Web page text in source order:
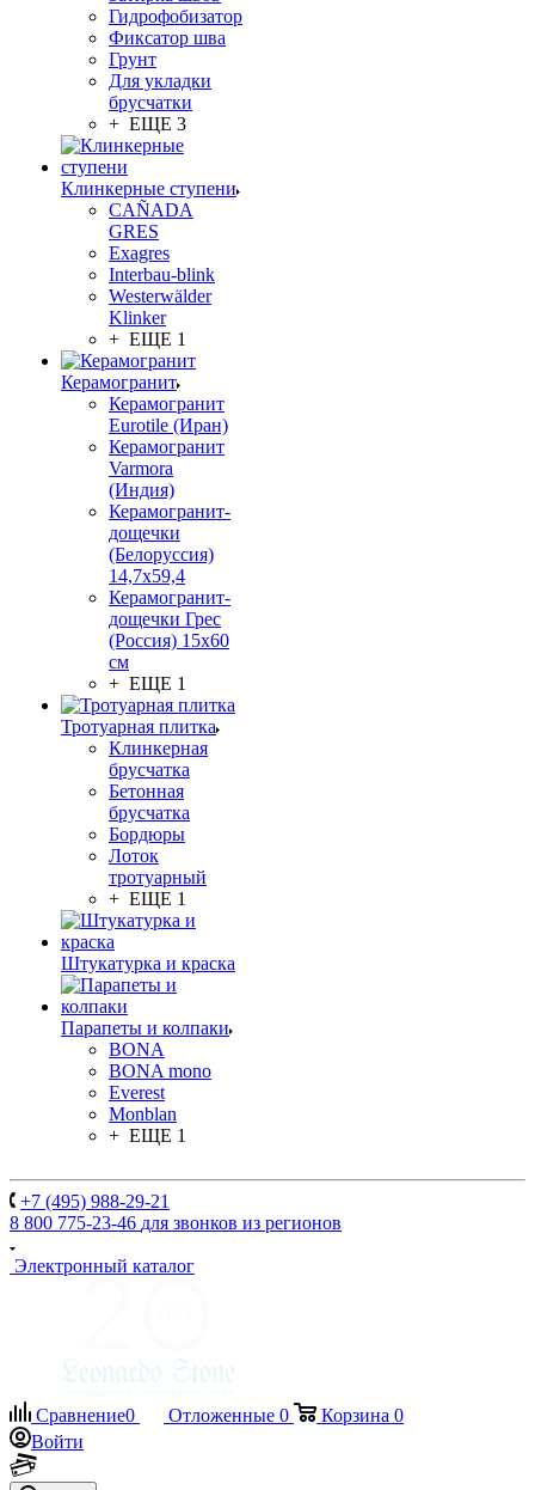
Гидрофобизатор
Фиксатор шва
Грунт
Для укладки
брусчатки
+ ЕЩЕ 3
Клинкерные ступени
CAÑADA
GRES
Exagres
Interbau-blink
Westerwälder
Klinker
+ ЕЩЕ 1
Керамогранит
Керамогранит
Eurotile (Иран)
Керамогранит
Varmora
(Индия)
Керамогранит-
дощечки
(Белоруссия)
14,7x59,4
Керамогранит-
дощечки Грес
(Россия) 15х60
см
+ ЕЩЕ 1
Тротуарная плитка
Клинкерная
брусчатка
Бетонная
брусчатка
Бордюры
Лоток
тротуарный
+ ЕЩЕ 1
Штукатурка и краска
Парапеты и колпаки
BONA
BONA mono
Everest
Monblan
+ ЕЩЕ 1
+7 (495) 988-29-21
8 800 775-23-46 для звонков из регионов
Электронный каталог
Сравнение0 Отложенные 0 Корзина 0
Войти